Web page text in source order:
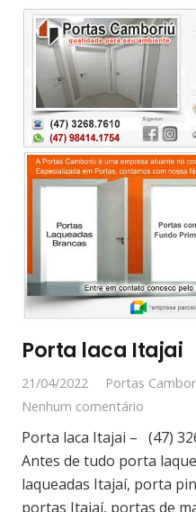
Porta laca Itajai
21/04/2022
Portas
Nenhum comentário
Porta laca Itajai – (47)
Antes de tudo porta
laqueadas Itajaí, porta
portas Itajaí, portas de